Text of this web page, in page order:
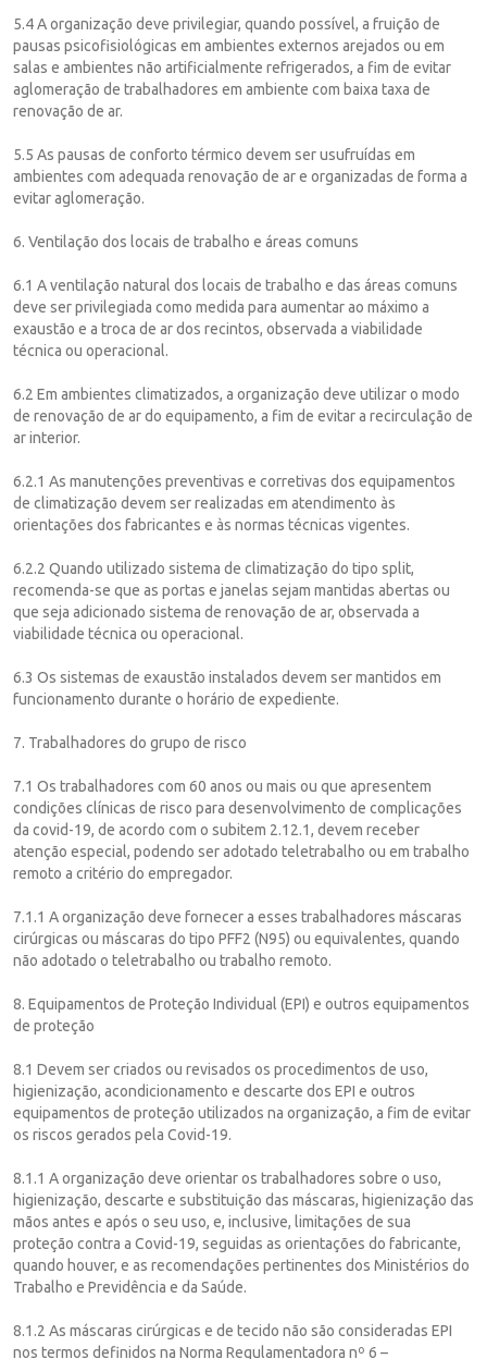
5.4 A organização deve privilegiar, quando possível, a fruição de
pausas psicofisiológicas em ambientes externos arejados ou em
salas e ambientes não artificialmente refrigerados, a fim de evitar
aglomeração de trabalhadores em ambiente com baixa taxa de
renovação de ar.
5.5 As pausas de conforto térmico devem ser usufruídas em
ambientes com adequada renovação de ar e organizadas de forma a
evitar aglomeração.
6. Ventilação dos locais de trabalho e áreas comuns
6.1 A ventilação natural dos locais de trabalho e das áreas comuns
deve ser privilegiada como medida para aumentar ao máximo a
exaustão e a troca de ar dos recintos, observada a viabilidade
técnica ou operacional.
6.2 Em ambientes climatizados, a organização deve utilizar o modo
de renovação de ar do equipamento, a fim de evitar a recirculação de
ar interior.
6.2.1 As manutenções preventivas e corretivas dos equipamentos
de climatização devem ser realizadas em atendimento às
orientações dos fabricantes e às normas técnicas vigentes.
6.2.2 Quando utilizado sistema de climatização do tipo split,
recomenda-se que as portas e janelas sejam mantidas abertas ou
que seja adicionado sistema de renovação de ar, observada a
viabilidade técnica ou operacional.
6.3 Os sistemas de exaustão instalados devem ser mantidos em
funcionamento durante o horário de expediente.
7. Trabalhadores do grupo de risco
7.1 Os trabalhadores com 60 anos ou mais ou que apresentem
condições clínicas de risco para desenvolvimento de complicações
da covid-19, de acordo com o subitem 2.12.1, devem receber
atenção especial, podendo ser adotado teletrabalho ou em trabalho
remoto a critério do empregador.
7.1.1 A organização deve fornecer a esses trabalhadores máscaras
cirúrgicas ou máscaras do tipo PFF2 (N95) ou equivalentes, quando
não adotado o teletrabalho ou trabalho remoto.
8. Equipamentos de Proteção Individual (EPI) e outros equipamentos
de proteção
8.1 Devem ser criados ou revisados os procedimentos de uso,
higienização, acondicionamento e descarte dos EPI e outros
equipamentos de proteção utilizados na organização, a fim de evitar
os riscos gerados pela Covid-19.
8.1.1 A organização deve orientar os trabalhadores sobre o uso,
higienização, descarte e substituição das máscaras, higienização das
mãos antes e após o seu uso, e, inclusive, limitações de sua
proteção contra a Covid-19, seguidas as orientações do fabricante,
quando houver, e as recomendações pertinentes dos Ministérios do
Trabalho e Previdência e da Saúde.
8.1.2 As máscaras cirúrgicas e de tecido não são consideradas EPI
nos termos definidos na Norma Regulamentadora nº 6 –